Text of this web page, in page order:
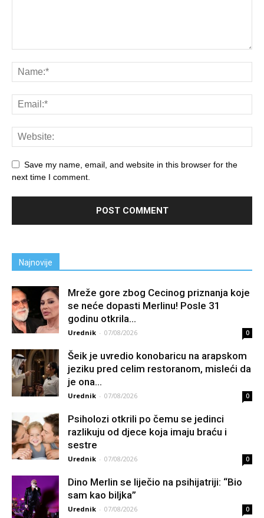
Save my name, email, and website in this browser for the
next time I comment.
Najnovije
Mreže gore zbog Cecinog priznanja koje
se neće dopasti Merlinu! Posle 31
godinu otkrila...
Urednik - 07/08/2026 0
Šeik je uvredio konobaricu na arapskom
jeziku pred celim restoranom, misleći da
je ona...
Urednik - 07/08/2026 0
Psiholozi otkrili po čemu se jedinci
razlikuju od djece koja imaju braću i
sestre
Urednik - 07/08/2026 0
Dino Merlin se liječio na psihijatriji: “Bio
sam kao biljka”
Urednik - 07/08/2026 0